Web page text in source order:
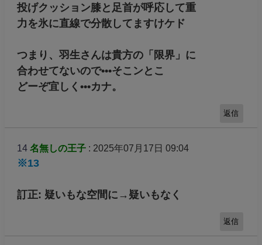
投げクッション膝と足首が呼応して重
力を氷に直線で分散してますけケド
つまり、羽生さんは貴方の「限界」に
合わせてないので•••そこンとこ
どーぞ宜しく•••カナ。
返信
14 名無しの王子: 2025年07月17日 09:04
※13
訂正: 疑いもな空間に→疑いもなく
返信